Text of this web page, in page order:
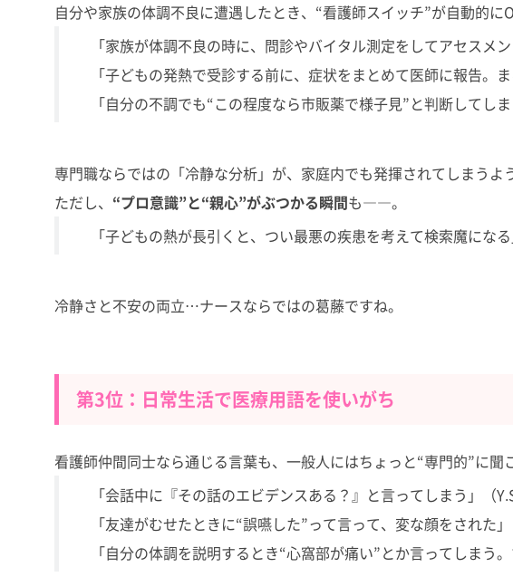
自分や家族の体調不良に遭遇したとき、“看護師スイッチ”が自動的に
「家族が体調不良の時に、問診やバイタル測定をしてアセスメ
「子どもの発熱で受診する前に、症状をまとめて医師に報告。
「自分の不調でも“この程度なら市販薬で様子見”と判断してし
専門職ならではの「冷静な分析」が、家庭内でも発揮されてしまうよ
ただし、 “プロ意識”と“親心”がぶつかる瞬間も――。
「子どもの熱が長引くと、つい最悪の疾患を考えて検索魔になる
冷静さと不安の両立…ナースならではの葛藤ですね。
第3位：日常生活で医療用語を使いがち
看護師仲間同士なら通じる言葉も、一般人にはちょっと“専門的”に聞
「会話中に『その話のエビデンスある？』と言ってしまう」（
「友達がむせたときに“誤嚥した”って言って、変な顔をされた
「自分の体調を説明するとき“心窩部が痛い”とか言ってしまう